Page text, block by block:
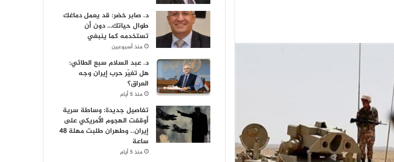
د. صابر خضر: قد يعمل دماغك
طوال حياتك… دون أن
تستخدمه كما ينبغي
منذ أسبوعين
د. عبد السلام سبع الطائي:
هل تغيّر حرب إيران وجه
العراق؟
منذ 5 أيام
تفاصيل جديدة: وساطة سرية
أوقفت الهجوم الأمريكي على
إيران.. وطهران طلبت مهلة 48
ساعة
منذ 5 أيام